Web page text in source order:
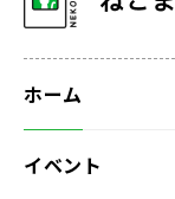
ホーム
イベント